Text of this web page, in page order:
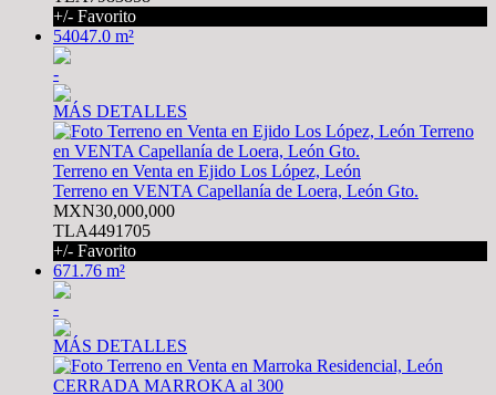
+/- Favorito
54047.0 m²
-
MÁS DETALLES
Terreno en Venta en Ejido Los López, León
Terreno en VENTA Capellanía de Loera, León Gto.
MXN30,000,000
TLA4491705
+/- Favorito
671.76 m²
-
MÁS DETALLES